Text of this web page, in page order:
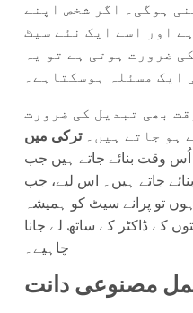
ہوگی۔ اگر شخص اپنے
اور اسے ایک نئے سیٹ
ضرورت ہوتی ہے تو یہ
ایک مسئلہ ہوسکتاہے۔
بھی تبدیل کی ضرورت
ہو جاتے ہیں۔ترکی میں
وقت بنائے جاتے ہیں جب
جاتے ہیں۔ اس لیے، جب
تو پرانے سیٹ کو ہمیشہ
کے ڈاکٹر کے ساتھ لے جانا
چاہیے۔
مصنوعی دانت